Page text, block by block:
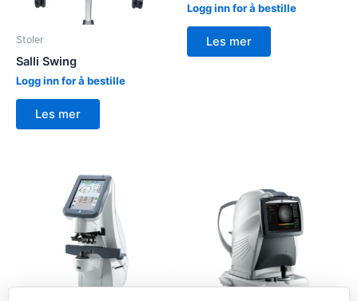
Stoler
Salli Swing
Logg inn for å bestille
Les mer
Logg inn for å bestille
Les mer